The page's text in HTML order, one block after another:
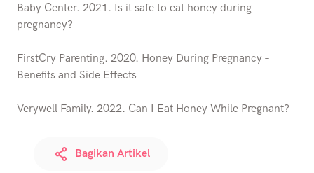
Baby Center. 2021. Is it safe to eat honey during
pregnancy?
FirstCry Parenting. 2020. Honey During Pregnancy –
Benefits and Side Effects
Verywell Family. 2022. Can I Eat Honey While Pregnant?
Bagikan Artikel